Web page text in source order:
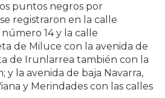
puntos negros por
registraron en la calle
14 y la calle
de Miluce con la avenida de
de Irunlarrea también con la
y la avenida de baja Navarra,
y Merindades con las calles